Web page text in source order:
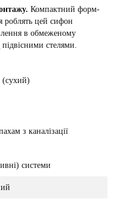
Компактний форм-
роблять цей сифон
в обмеженому
стелями.
з каналізації
системи